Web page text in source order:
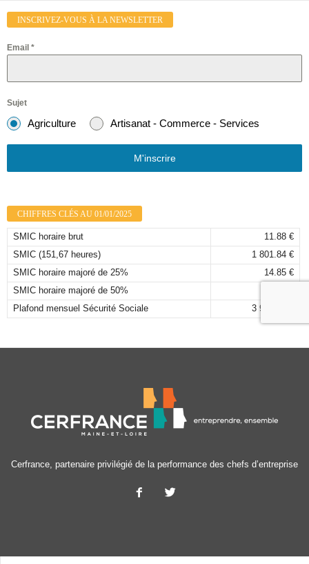
INSCRIVEZ-VOUS À LA NEWSLETTER
Email *
Sujet
Agriculture Artisanat - Commerce - Services
M'inscrire
CHIFFRES CLÉS AU 01/01/2025
SMIC horaire brut
11.88 €
SMIC (151,67 heures)
1 801.84 €
SMIC horaire majoré de 25%
14.85 €
SMIC horaire majoré de 50%
Plafond mensuel Sécurité Sociale
3 925,00 €
Cerfrance, partenaire privilégié de la performance des chefs d’entreprise